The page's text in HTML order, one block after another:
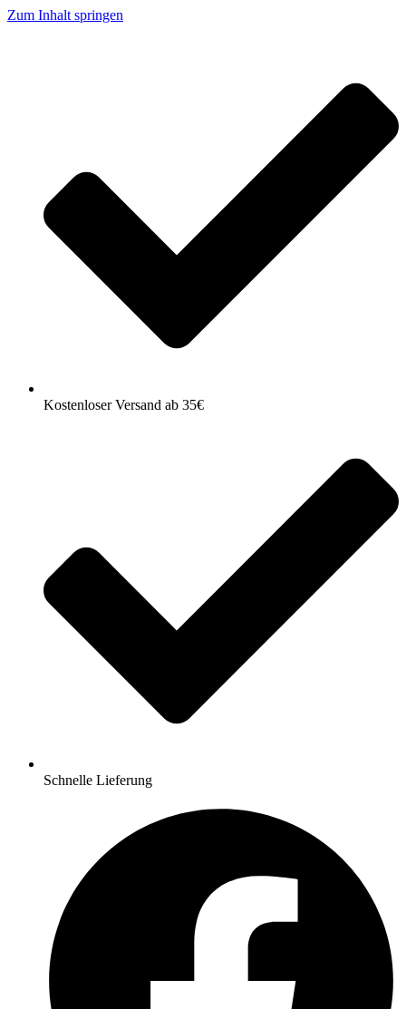
Zum Inhalt springen
Kostenloser Versand ab 35€
Schnelle Lieferung